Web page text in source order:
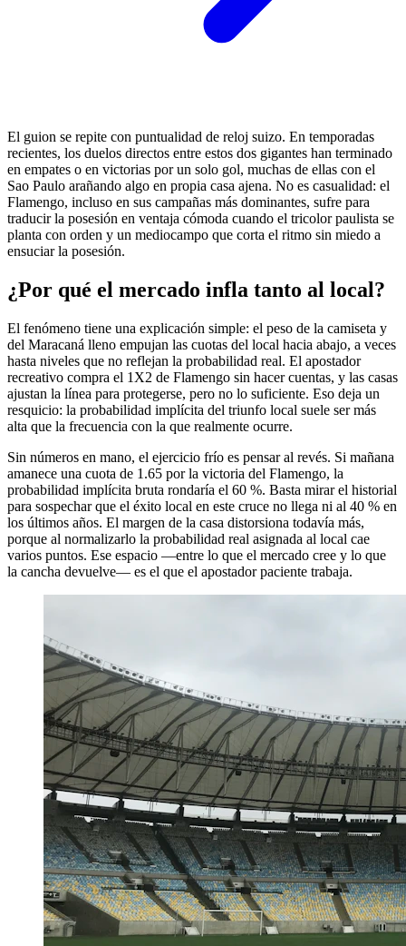
El guion se repite con puntualidad de reloj suizo. En temporadas
recientes, los duelos directos entre estos dos gigantes han terminado
en empates o en victorias por un solo gol, muchas de ellas con el
Sao Paulo arañando algo en propia casa ajena. No es casualidad: el
Flamengo, incluso en sus campañas más dominantes, sufre para
traducir la posesión en ventaja cómoda cuando el tricolor paulista se
planta con orden y un mediocampo que corta el ritmo sin miedo a
ensuciar la posesión.
¿Por qué el mercado infla tanto al local?
El fenómeno tiene una explicación simple: el peso de la camiseta y
del Maracaná lleno empujan las cuotas del local hacia abajo, a veces
hasta niveles que no reflejan la probabilidad real. El apostador
recreativo compra el 1X2 de Flamengo sin hacer cuentas, y las casas
ajustan la línea para protegerse, pero no lo suficiente. Eso deja un
resquicio: la probabilidad implícita del triunfo local suele ser más
alta que la frecuencia con la que realmente ocurre.
Sin números en mano, el ejercicio frío es pensar al revés. Si mañana
amanece una cuota de 1.65 por la victoria del Flamengo, la
probabilidad implícita bruta rondaría el 60 %. Basta mirar el historial
para sospechar que el éxito local en este cruce no llega ni al 40 % en
los últimos años. El margen de la casa distorsiona todavía más,
porque al normalizarlo la probabilidad real asignada al local cae
varios puntos. Ese espacio —entre lo que el mercado cree y lo que
la cancha devuelve— es el que el apostador paciente trabaja.